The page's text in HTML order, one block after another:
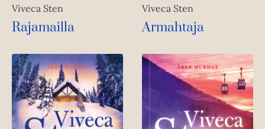
Viveca Sten
Rajamailla
Viveca Sten
Armahtaja